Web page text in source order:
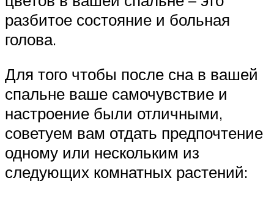
разбитое состояние и больная
голова.
Для того чтобы после сна в вашей
спальне ваше самочувствие и
настроение были отличными,
советуем вам отдать предпочтение
одному или нескольким из
следующих комнатных растений: